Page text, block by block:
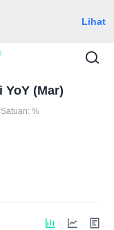
Lihat
(Mar)
Satuan: %